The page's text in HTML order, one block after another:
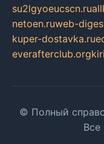
su2lgyoeucscn.ru
netoen.ruweb-
kuper-dostavka.ru
everafterclub.org
© Полный